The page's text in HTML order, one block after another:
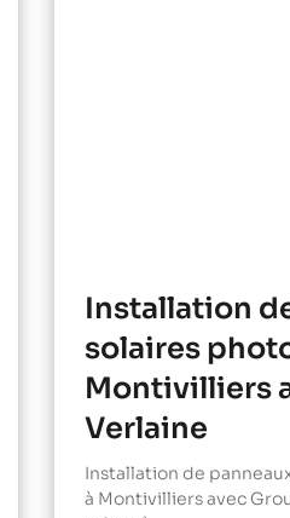
Installation
solaires
Montivilliers
Verlaine
Installation de
à Montivilliers avec